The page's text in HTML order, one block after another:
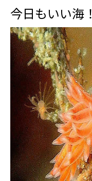
今日もいい海！